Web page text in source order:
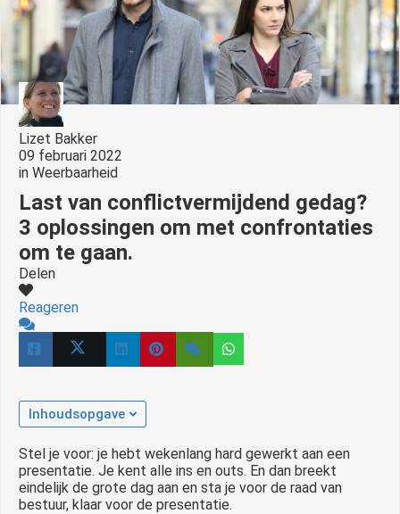
Lizet Bakker
09 februari 2022
in Weerbaarheid
Last van conflictvermijdend gedag?
3 oplossingen om met confrontaties
om te gaan.
Delen
Reageren
Inhoudsopgave
Stel je voor: je hebt wekenlang hard gewerkt aan een
presentatie. Je kent alle ins en outs. En dan breekt
eindelijk de grote dag aan en sta je voor de raad van
bestuur, klaar voor de presentatie.
worden
om
te
over
van
op
gebruikt
te
de
Hierdoor
van